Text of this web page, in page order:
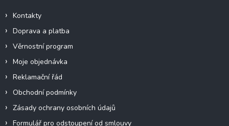
Kontakty
Doprava a platba
Věrnostní program
Moje objednávka
Reklamační řád
Obchodní podmínky
Zásady ochrany osobních údajů
Formulář pro odstoupení od smlouvy